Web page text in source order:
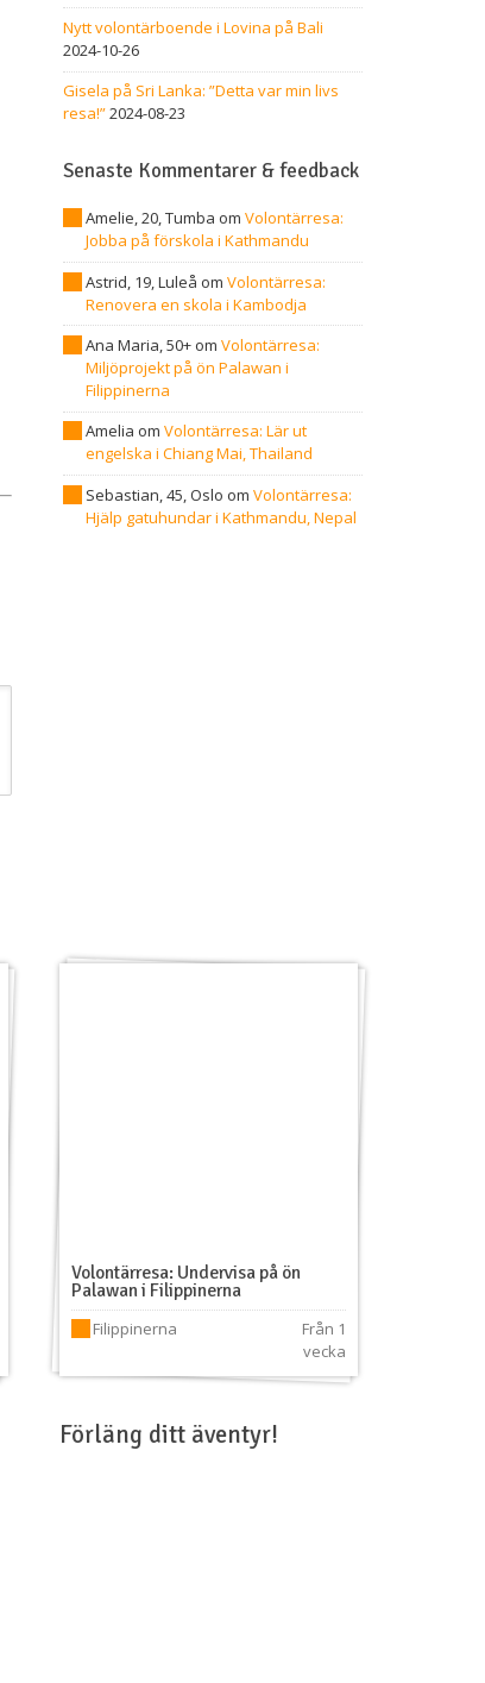
Nytt volontärboende i Lovina på Bali
2024-10-26
Gisela på Sri Lanka: ”Detta var min livs
resa!”2024-08-23
Senaste Kommentarer & feedback
Amelie, 20, Tumba omVolontärresa:
Jobba på förskola i Kathmandu
Astrid, 19, Luleå omVolontärresa:
Renovera en skola i Kambodja
Ana Maria, 50+ omVolontärresa:
Miljöprojekt på ön Palawan i
Filippinerna
Amelia omVolontärresa: Lär ut
engelska i Chiang Mai, Thailand
Sebastian, 45, Oslo omVolontärresa:
Hjälp gatuhundar i Kathmandu, Nepal
Volontärresa: Undervisa på ön
Palawan i Filippinerna
Filippinerna
Från 1
vecka
Förläng ditt äventyr!